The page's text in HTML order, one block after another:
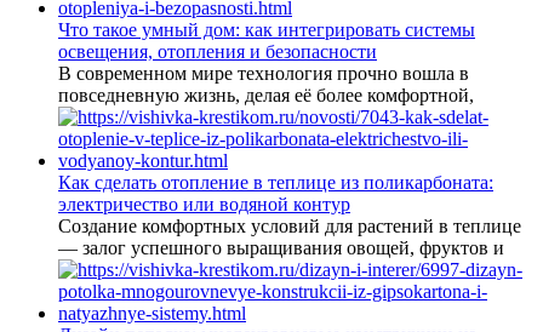
Что такое умный дом: как интегрировать системы
освещения, отопления и безопасности
В современном мире технология прочно вошла в
повседневную жизнь, делая её более комфортной,
Как сделать отопление в теплице из поликарбоната:
электричество или водяной контур
Создание комфортных условий для растений в теплице
— залог успешного выращивания овощей, фруктов и